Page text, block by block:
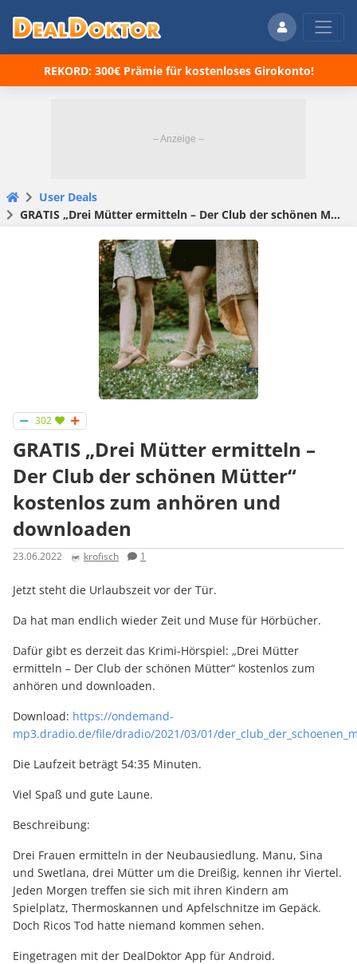
REKORD: 300€ Prämie für kostenloses Girokonto!
User Deals
GRATIS „Drei Mütter ermitteln – Der Club der schönen Mütter“ kostenlos zum anhören und downloaden
302
GRATIS „Drei Mütter ermitteln –
Der Club der schönen Mütter“
kostenlos zum anhören und
downloaden
23.06.2022 krofisch 1
Jetzt steht die Urlaubszeit vor der Tür.
Da hat man endlich wieder Zeit und Muse für Hörbücher.
Dafür gibt es derzeit das Krimi-Hörspiel: „Drei Mütter
ermitteln – Der Club der schönen Mütter“ kostenlos zum
anhören und downloaden.
Download: https://ondemand-
mp3.dradio.de/file/dradio/2021/03/01/
Die Laufzeit beträgt 54:35 Minuten.
Viel Spaß und gute Laune.
Beschreibung:
Drei Frauen ermitteln in der Neubausiedlung. Manu, Sina
und Swetlana, drei Mütter um die Dreißig, kennen ihr Viertel.
Jeden Morgen treffen sie sich mit ihren Kindern am
Spielplatz, Thermoskannen und Apfelschnitze im Gepäck.
Doch Ricos Tod hatte niemand kommen sehen.
Eingetragen mit der DealDoktor App für Android.